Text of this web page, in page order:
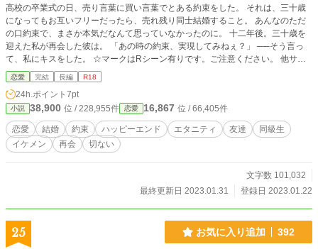
高校の卒業式の日、売り言葉に買い言葉でとある約束をした。 それは、三十歳
になってもお互いフリーだったら、売れ残り同士結婚すること。 あんなのただ
の口約束で、まさか本気だなんて思っていなかったのに。 十二年後。三十歳を
迎えた私が再会した彼は。 「あの時の約束、実現してみねぇ？」 ──そう言っ
て、私にキスをした。 ☆マークはRシーン有りです。ご注意ください。 他サイ
ト様にてRシーンカット版を投稿しております。
恋愛 完結 長編 R18
24h.ポイント 7pt
小説 38,900 位 / 228,955件 恋愛 16,867 位 / 66,405件
恋愛 結婚 約束 ハッピーエンド エタニティ 友達
同級生
イケメン
再会 切ない
文字数 101,032
最終更新日 2023.01.31
登録日 2023.01.22
25 お気に入り追加 392